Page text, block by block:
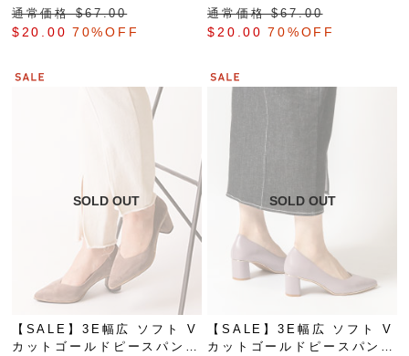
ス
通常価格 $‌67.00
$‌20.00 70%OFF
ス
通常価格 $‌67.00
$‌20.00 70%OFF
【SALE】3E幅広 ソフト V
カットゴールドピースパンプ
【SALE】3E幅広 ソフト V
カットゴールドピースパンプ